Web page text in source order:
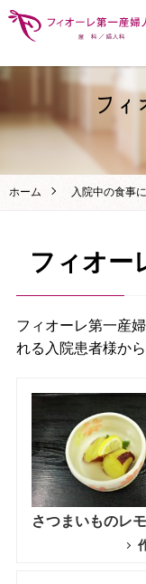
フ
ホーム 入院中の食事
フィオー
フィオーレ第一産
れる入院患者様か
さつまいものレ